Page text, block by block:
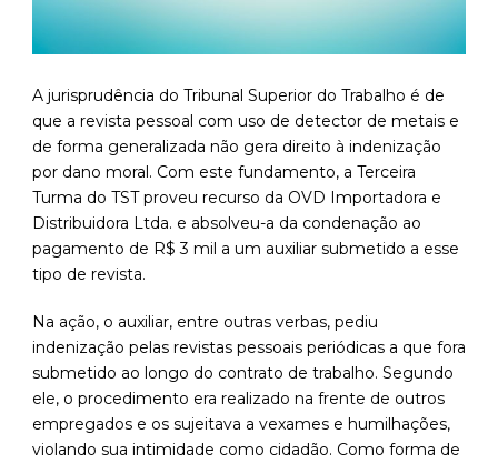
A jurisprudência do Tribunal Superior do Trabalho é de
que a revista pessoal com uso de detector de metais e
de forma generalizada não gera direito à indenização
por dano moral. Com este fundamento, a Terceira
Turma do TST proveu recurso da OVD Importadora e
Distribuidora Ltda. e absolveu-a da condenação ao
pagamento de R$ 3 mil a um auxiliar submetido a esse
tipo de revista.
Na ação, o auxiliar, entre outras verbas, pediu
indenização pelas revistas pessoais periódicas a que fora
submetido ao longo do contrato de trabalho. Segundo
ele, o procedimento era realizado na frente de outros
empregados e os sujeitava a vexames e humilhações,
violando sua intimidade como cidadão. Como forma de